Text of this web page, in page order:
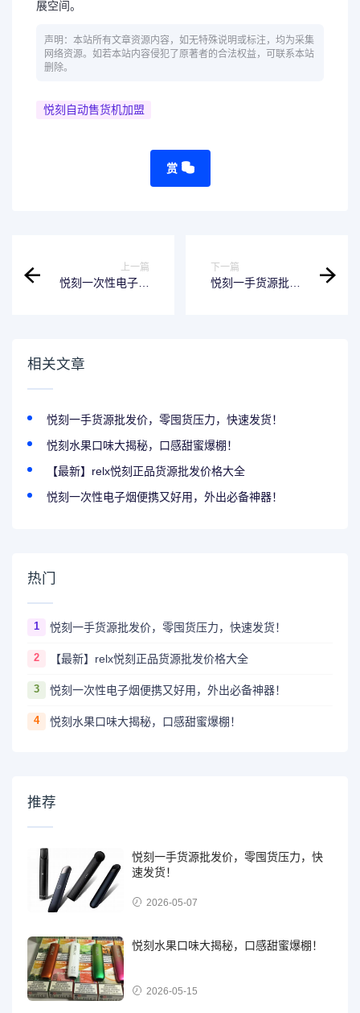
展空间。
声明：本站所有文章资源内容，如无特殊说明或标注，均为采集
网络资源。如若本站内容侵犯了原著者的合法权益，可联系本站
删除。
悦刻自动售货机加盟
赏
上一篇
悦刻一次性电子烟
下一篇
悦刻一手货源批发
相关文章
悦刻一手货源批发价，零囤货压力，快速发货！
悦刻水果口味大揭秘，口感甜蜜爆棚！
【最新】relx悦刻正品货源批发价格大全
悦刻一次性电子烟便携又好用，外出必备神器！
热门
1 悦刻一手货源批发价，零囤货压力，快速发货！
2 【最新】relx悦刻正品货源批发价格大全
3 悦刻一次性电子烟便携又好用，外出必备神器！
4 悦刻水果口味大揭秘，口感甜蜜爆棚！
推荐
悦刻一手货源批发价，零囤货压力，快
速发货！
2026-05-07
悦刻水果口味大揭秘，口感甜蜜爆棚！
2026-05-15